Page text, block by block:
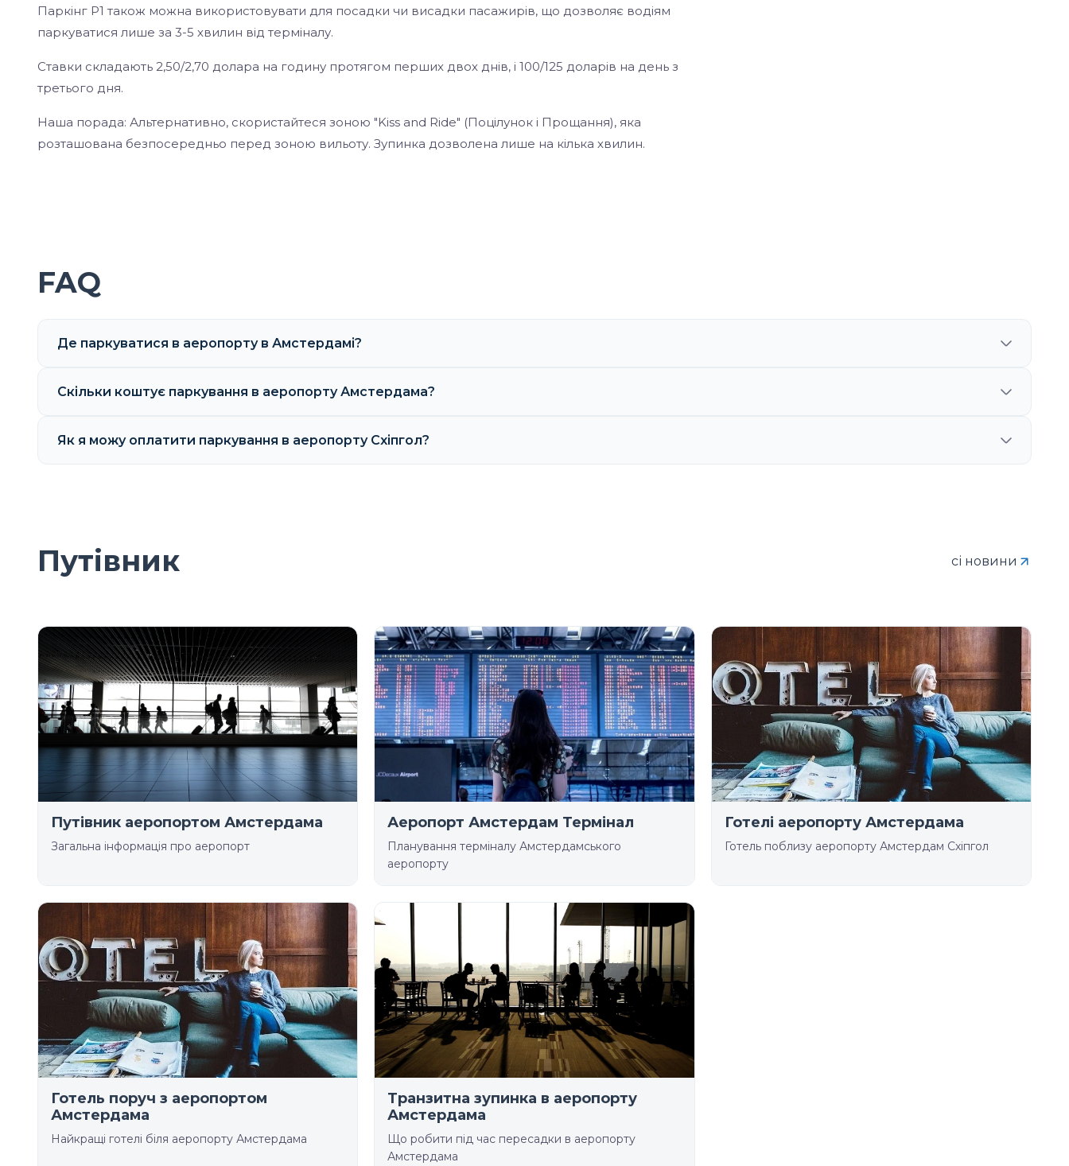
Паркінг P1 також можна використовувати для посадки чи висадки пасажирів, що дозволяє водіям
паркуватися лише за 3-5 хвилин від терміналу.
Ставки складають 2,50/2,70 долара на годину протягом перших двох днів, і 100/125 доларів на день з
третього дня.
Наша порада: Альтернативно, скористайтеся зоною "Kiss and Ride" (Поцілунок і Прощання), яка
розташована безпосередньо перед зоною вильоту. Зупинка дозволена лише на кілька хвилин.
FAQ
Де паркуватися в аеропорту в Амстердамі?
Скільки коштує паркування в аеропорту Амстердама?
Як я можу оплатити паркування в аеропорту Схіпгол?
Путівник сі новини
Путівник аеропортом Амстердама
Загальна інформація про аеропорт
Аеропорт Амстердам Термінал
Планування терміналу Амстердамського
аеропорту
Готелі аеропорту Амстердама
Готель поблизу аеропорту Амстердам Схіпгол
Готель поруч з аеропортом
Амстердама
Найкращі готелі біля аеропорту Амстердама
Транзитна зупинка в аеропорту
Амстердама
Що робити під час пересадки в аеропорту
Амстердама